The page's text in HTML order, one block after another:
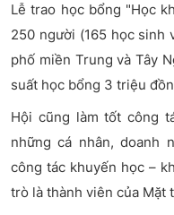
Lễ trao học bổng "Học
250 người (165 học sinh
phố miền Trung và Tây
suất học bổng 3 triệu
Hội cũng làm tốt công
những cá nhân, doanh
công tác khuyến học –
trò là thành viên của Mặt